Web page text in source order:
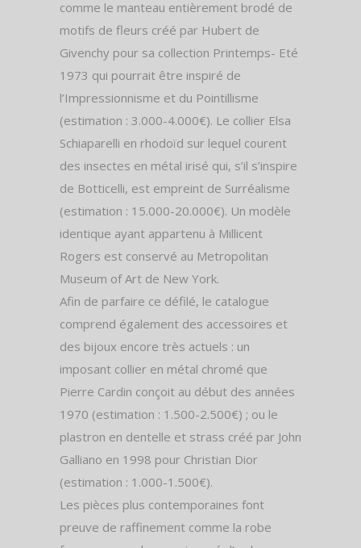
comme le manteau entièrement brodé de
motifs de fleurs créé par Hubert de
Givenchy pour sa collection Printemps- Eté
1973 qui pourrait être inspiré de
l’Impressionnisme et du Pointillisme
(estimation : 3.000-4.000€). Le collier Elsa
Schiaparelli en rhodoïd sur lequel courent
des insectes en métal irisé qui, s’il s’inspire
de Botticelli, est empreint de Surréalisme
(estimation : 15.000-20.000€). Un modèle
identique ayant appartenu à Millicent
Rogers est conservé au Metropolitan
Museum of Art de New York.
Afin de parfaire ce défilé, le catalogue
comprend également des accessoires et
des bijoux encore très actuels : un
imposant collier en métal chromé que
Pierre Cardin conçoit au début des années
1970 (estimation : 1.500-2.500€) ; ou le
plastron en dentelle et strass créé par John
Galliano en 1998 pour Christian Dior
(estimation : 1.000-1.500€).
Les pièces plus contemporaines font
preuve de raffinement comme la robe